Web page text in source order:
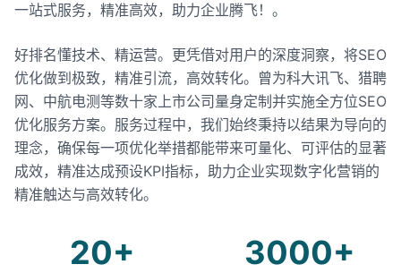
一站式服务，精准高效，助力企业腾飞！。
好排名懂技术、精运营。更凭借对用户的深度洞察，将SEO
优化做到极致，精准引流，高效转化。曾为科大讯飞、猎聘
网、中航电测等数十家上市公司量身定制并实施全方位SEO
优化服务方案。服务过程中，我们始终秉持以结果为导向的
理念，确保每一项优化举措都能带来可量化、可评估的显著
成效，精准达成预设KPI指标，助力企业实现数字化营销的
精准触达与高效转化。
20+ 3000+